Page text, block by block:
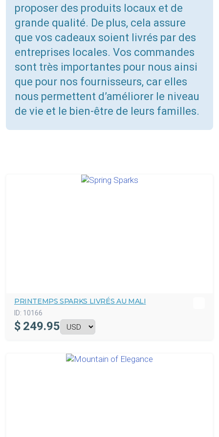
proposer des produits locaux et de
grande qualité. De plus, cela assure
que vos cadeaux soient livrés par des
entreprises locales. Vos commandes
sont très importantes pour nous ainsi
que pour nos fournisseurs, car elles
nous permettent d’améliorer le niveau
de vie et le bien-être de leurs familles.
PRINTEMPS SPARKS LIVRÉS AU MALI
ID: 10166
$ 249.95